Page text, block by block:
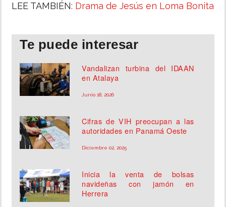
LEE TAMBIÉN: Drama de Jesús en Loma Bonita
Te puede interesar
Vandalizan turbina del IDAAN
en Atalaya
Junio 18, 2026
Cifras de VIH preocupan a las
autoridades en Panamá Oeste
Diciembre 02, 2025
Inicia la venta de bolsas
navideñas con jamón en
Herrera